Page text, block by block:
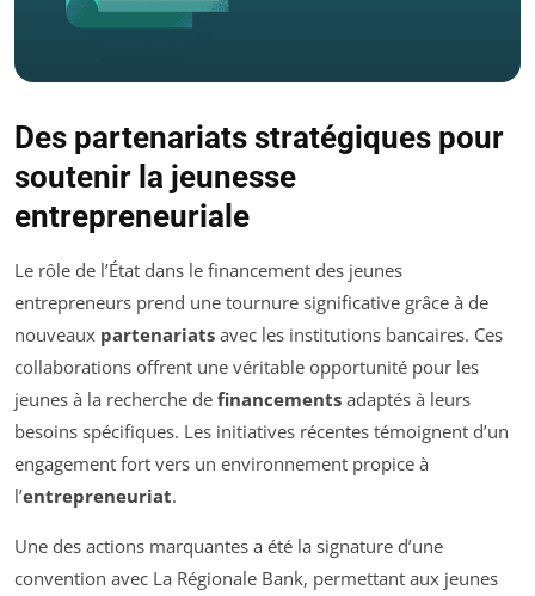
Des partenariats stratégiques pour
soutenir la jeunesse
entrepreneuriale
Le rôle de l’État dans le financement des jeunes
entrepreneurs prend une tournure significative grâce à de
nouveaux partenariats avec les institutions bancaires. Ces
collaborations offrent une véritable opportunité pour les
jeunes à la recherche de financements adaptés à leurs
besoins spécifiques. Les initiatives récentes témoignent d’un
engagement fort vers un environnement propice à
l’entrepreneuriat.
Une des actions marquantes a été la signature d’une
convention avec La Régionale Bank, permettant aux jeunes